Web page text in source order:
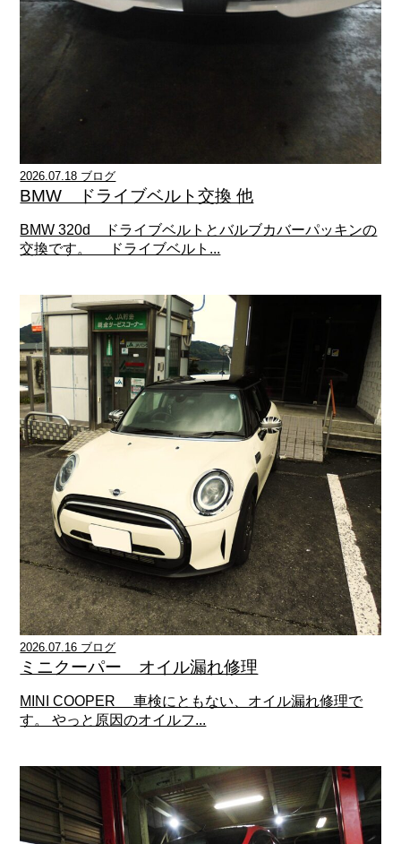
2026.07.18 ブログ
BMW ドライブベルト交換 他
BMW 320d ドライブベルトとバルブカバーパッキンの
交換です。 ドライブベルト...
2026.07.16 ブログ
ミニクーパー オイル漏れ修理
MINI COOPER 車検にともない、オイル漏れ修理で
す。 やっと原因のオイルフ...